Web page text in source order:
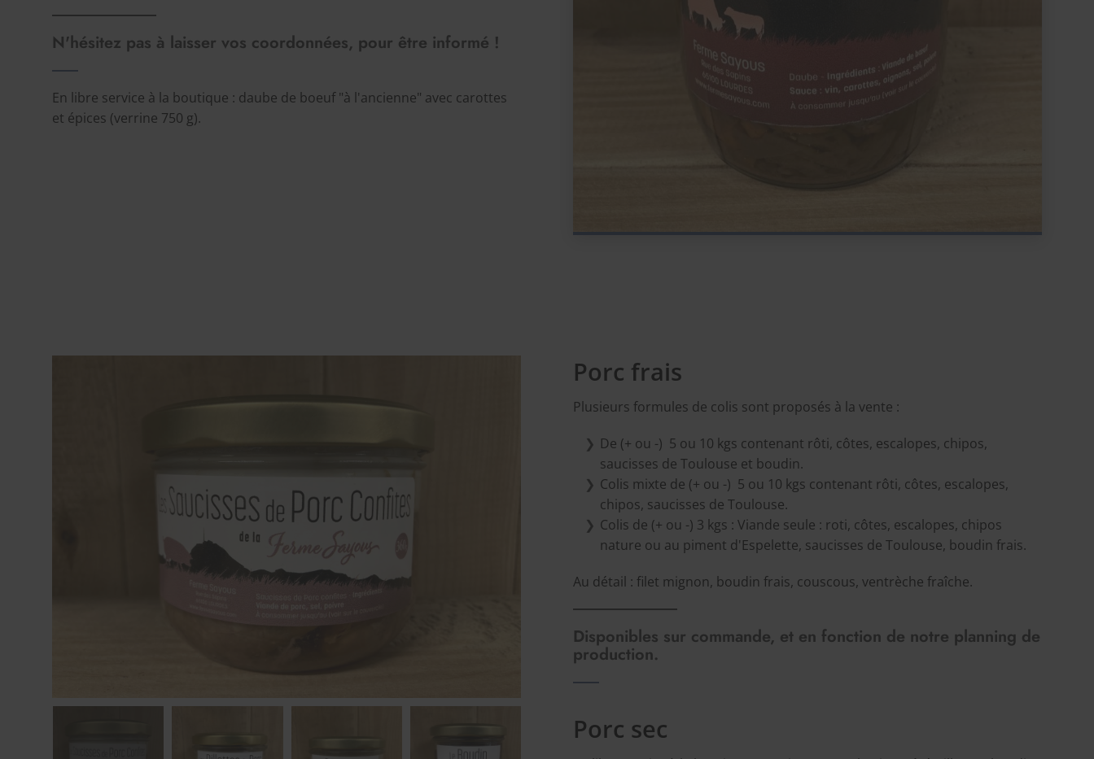
N'hésitez pas à laisser vos coordonnées, pour être informé !
En libre service à la boutique : daube de boeuf "à l'ancienne" avec carottes
et épices (verrine 750 g).
Porc frais
Plusieurs formules de colis sont proposés à la vente :
De (+ ou -) 5 ou 10 kgs contenant rôti, côtes, escalopes, chipos,
saucisses de Toulouse et boudin.
Colis mixte de (+ ou -) 5 ou 10 kgs contenant rôti, côtes, escalopes,
chipos, saucisses de Toulouse.
Colis de (+ ou -) 3 kgs : Viande seule : roti, côtes, escalopes, chipos
nature ou au piment d'Espelette, saucisses de Toulouse, boudin frais.
Au détail : filet mignon, boudin frais, couscous, ventrèche fraîche.
Disponibles sur commande, et en fonction de notre planning de
production.
Porc sec